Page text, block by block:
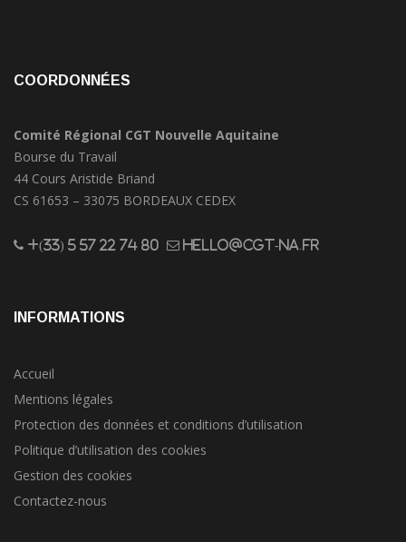
COORDONNÉES
Comité Régional CGT Nouvelle Aquitaine
Bourse du Travail
44 Cours Aristide Briand
CS 61653 – 33075 BORDEAUX CEDEX
+(33) 5 57 22 74 80 hello@cgt-na.fr
INFORMATIONS
Accueil
Mentions légales
Protection des données et conditions d’utilisation
Politique d’utilisation des cookies
Gestion des cookies
Contactez-nous